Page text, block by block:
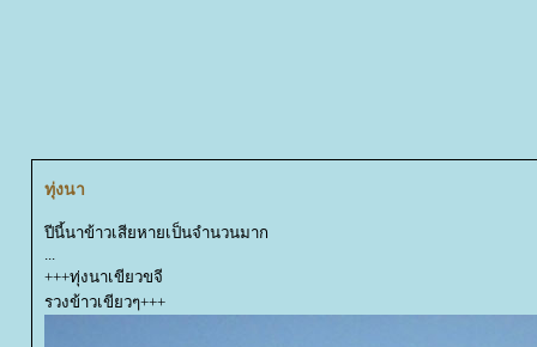
ทุ่งนา
ปีนี้นาข้าวเสียหายเป็นจำนวนมาก
...
+++ทุ่งนาเขียวขจี
รวงข้าวเขียวๆ+++